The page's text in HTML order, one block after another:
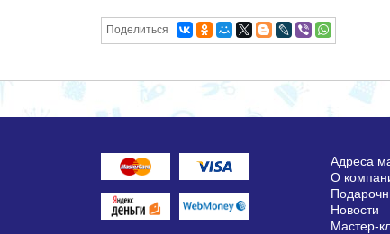
Поделиться
Адреса
О
Новости
Мастер-